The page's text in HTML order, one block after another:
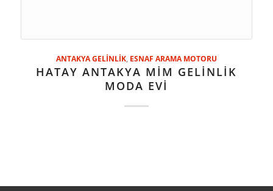
ANTAKYA GELİNLİK, ESNAF ARAMA MOTORU
HATAY ANTAKYA MİM GELİNLİK
MODA EVİ